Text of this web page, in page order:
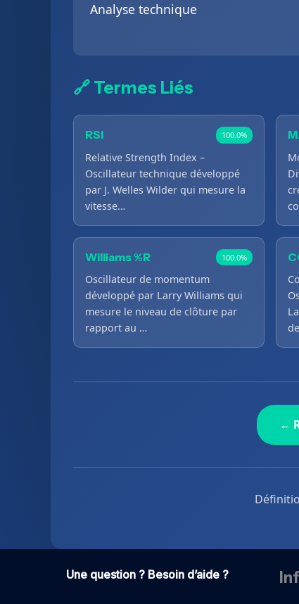
Analyse technique
🔗 Termes Liés
RSI 100.0%
Relative Strength Index –
Oscillateur technique développé
par J. Welles Wilder qui mesure la
vitesse…
Williams %R 100.0%
Oscillateur de momentum
développé par Larry Williams qui
mesure le niveau de clôture par
rapport au …
←
Une question ? Besoin d’aide ?